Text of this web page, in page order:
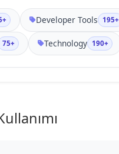
Developer Tools 195+
75+ Technology 190+